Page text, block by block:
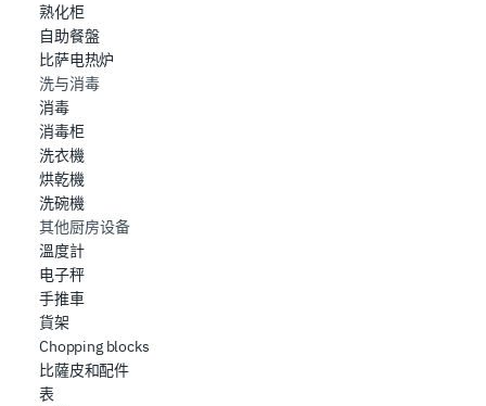
熟化柜
自助餐盤
比萨电热炉
洗与消毒
消毒
消毒柜
洗衣機
烘乾機
洗碗機
其他厨房设备
溫度計
电子秤
手推車
貨架
Chopping blocks
比薩皮和配件
表